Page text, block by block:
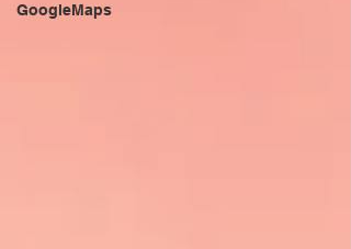
GoogleMaps